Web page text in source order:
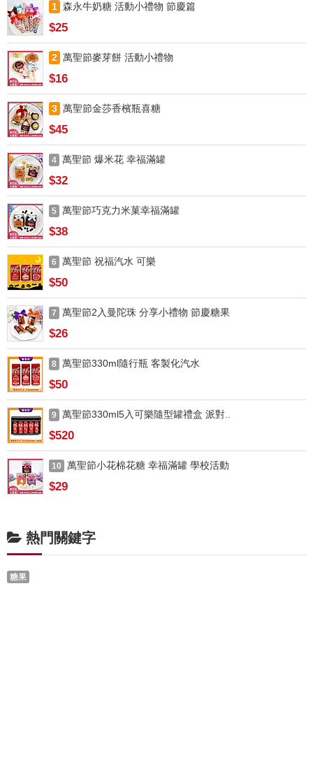
1 森永牛奶糖 活動小禮物 節慶篇
$25
2 萬聖節麥芽餅 活動小禮物
$16
3 萬聖節金莎香檳瓶喜糖
$45
4 萬聖節 爆米花 幸福滿罐
$32
5 萬聖節巧克力米菓幸福滿罐
$38
6 萬聖節 祝福汽水 可樂
$50
7 萬聖節2入曼陀珠 分享小禮物 節慶糖果
$26
8 萬聖節330ml隨行瓶 客製化汽水
$50
9 萬聖節330ml5入可樂隨型罐禮盒 派對..
$520
10 萬聖節小花棉花糖 幸福滿罐 學校活動
$29
熱門關鍵字
糖果